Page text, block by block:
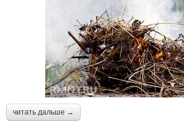
читать дальше →